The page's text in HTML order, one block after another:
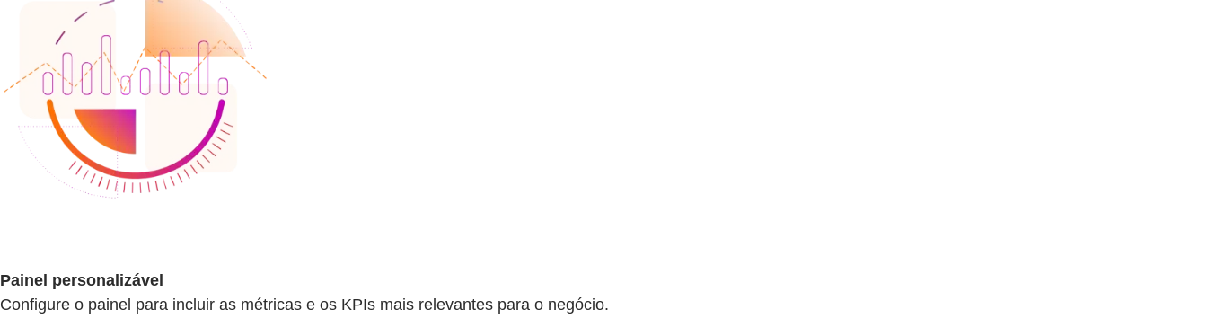
Painel personalizável
Configure o painel para incluir as métricas e os KPIs mais relevantes para o negócio.